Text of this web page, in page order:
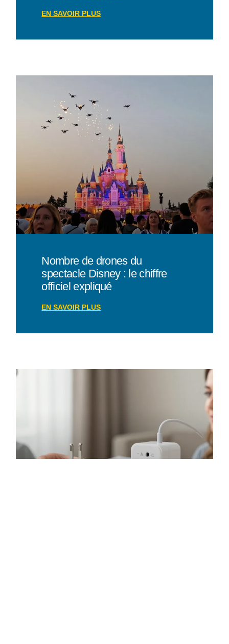
EN SAVOIR PLUS
Nombre de drones du
spectacle Disney : le chiffre
officiel expliqué
EN SAVOIR PLUS